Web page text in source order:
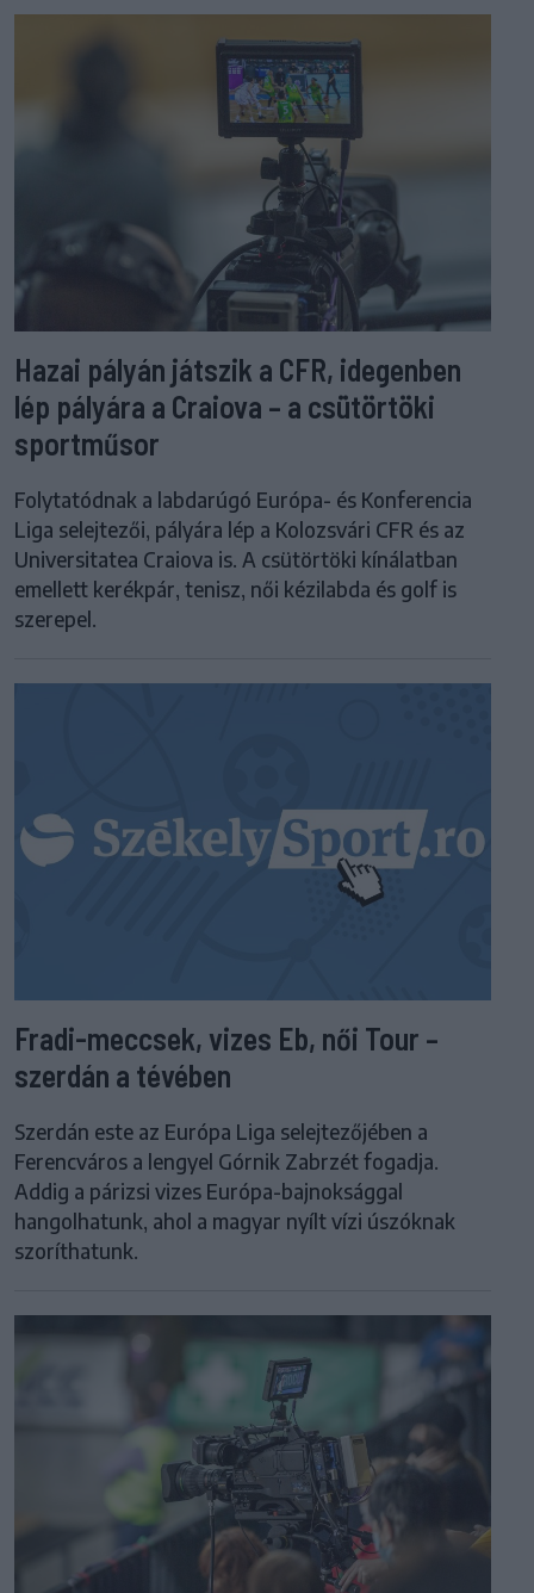
Hazai pályán játszik a CFR, idegenben
lép pályára a Craiova – a csütörtöki
sportműsor
Folytatódnak a labdarúgó Európa- és Konferencia
Liga selejtezői, pályára lép a Kolozsvári CFR és az
Universitatea Craiova is. A csütörtöki kínálatban
emellett kerékpár, tenisz, női kézilabda és golf is
szerepel.
Fradi-meccsek, vizes Eb, női Tour –
szerdán a tévében
Szerdán este az Európa Liga selejtezőjében a
Ferencváros a lengyel Górnik Zabrzét fogadja.
Addig a párizsi vizes Európa-bajnoksággal
hangolhatunk, ahol a magyar nyílt vízi úszóknak
szoríthatunk.